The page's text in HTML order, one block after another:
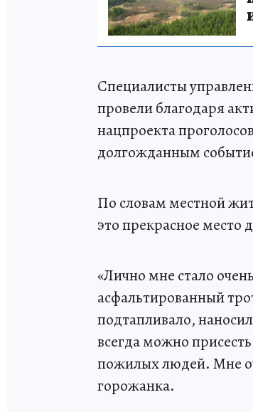
Специалисты
провели благодаря
нацпроекта
долгожданным
По словам местной
это прекрасное место
«Лично мне стало
асфальтированный
подтапливало,
всегда можно
пожилых людей. Мне
горожанка.